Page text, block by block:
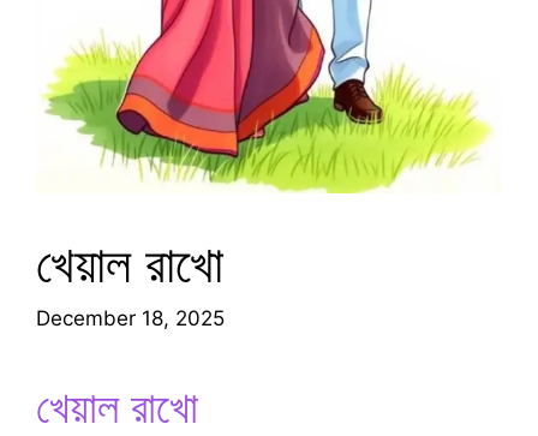
খেয়াল রাখো
December 18, 2025
খেয়াল রাখো